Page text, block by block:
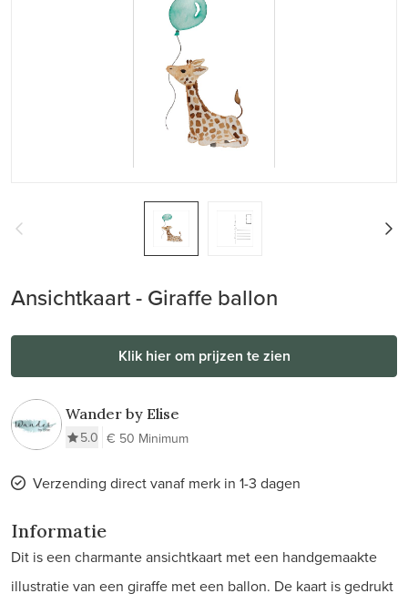
Ansichtkaart - Giraffe ballon
Klik hier om prijzen te zien
Wander by Elise
5.0 € 50 Minimum
Verzending direct vanaf merk in 1-3 dagen
Informatie
Dit is een charmante ansichtkaart met een handgemaakte
illustratie van een giraffe met een ballon. De kaart is gedrukt